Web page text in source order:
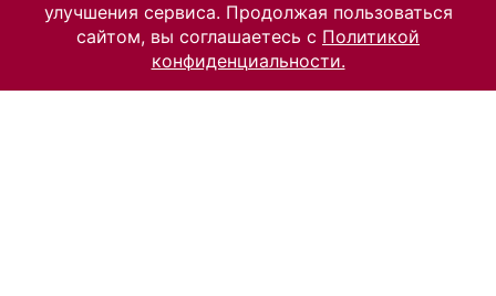
улучшения сервиса. Продолжая пользоваться
сайтом, вы соглашаетесь с Политикой
конфиденциальности.